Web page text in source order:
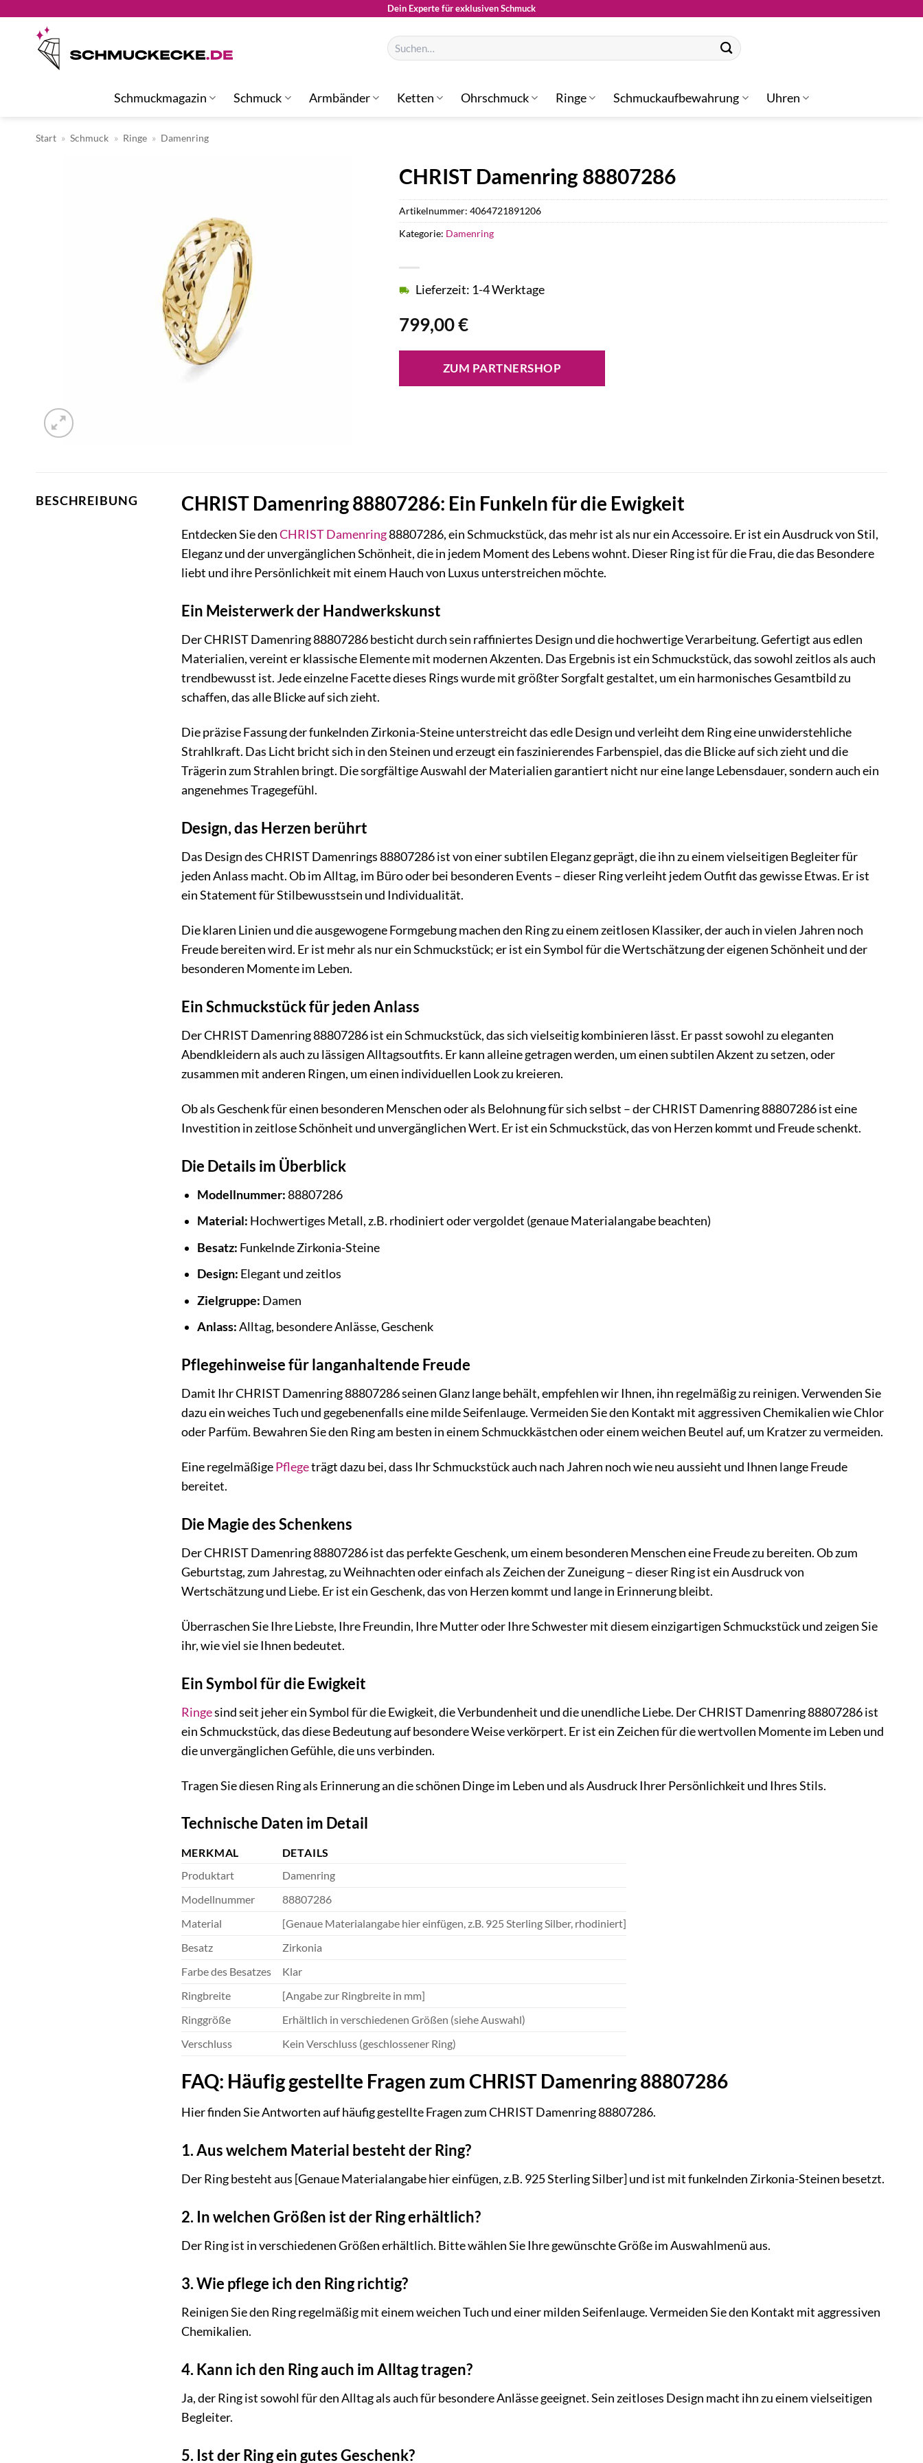
springen
Dein Experte für exklusiven Schmuck
Suchen
nach:
Schmuckmagazin Schmuck Armbänder Ketten Ohrschmuck Ringe Schmuckaufbewahrung Uhren
Start » Schmuck » Ringe » Damenring
CHRIST Damenring 88807286
799,00€
Lieferzeit: 1-4 Werktage
ZUM PARTNERSHOP
Artikelnummer:4064721891206
Kategorie: Damenring
BESCHREIBUNG CHRIST Damenring 88807286: Ein Funkeln für die Ewigkeit
Entdecken Sie denCHRIST Damenring88807286, ein Schmuckstück, das mehr ist als nur ein Accessoire. Er ist ein Ausdruck von Stil,
Eleganz und der unvergänglichen Schönheit, die in jedem Moment des Lebens wohnt. Dieser Ring ist für die Frau, die das Besondere
liebt und ihre Persönlichkeit mit einem Hauch von Luxus unterstreichen möchte.
Ein Meisterwerk der Handwerkskunst
Der CHRIST Damenring 88807286 besticht durch sein raffiniertes Design und die hochwertige Verarbeitung. Gefertigt aus edlen
Materialien, vereint er klassische Elemente mit modernen Akzenten. Das Ergebnis ist ein Schmuckstück, das sowohl zeitlos als auch
trendbewusst ist. Jede einzelne Facette dieses Rings wurde mit größter Sorgfalt gestaltet, um ein harmonisches Gesamtbild zu
schaffen, das alle Blicke auf sich zieht.
Die präzise Fassung der funkelnden Zirkonia-Steine unterstreicht das edle Design und verleiht dem Ring eine unwiderstehliche
Strahlkraft. Das Licht bricht sich in den Steinen und erzeugt ein faszinierendes Farbenspiel, das die Blicke auf sich zieht und die
Trägerin zum Strahlen bringt. Die sorgfältige Auswahl der Materialien garantiert nicht nur eine lange Lebensdauer, sondern auch ein
angenehmes Tragegefühl.
Design, das Herzen berührt
Das Design des CHRIST Damenrings 88807286 ist von einer subtilen Eleganz geprägt, die ihn zu einem vielseitigen Begleiter für
jeden Anlass macht. Ob im Alltag, im Büro oder bei besonderen Events – dieser Ring verleiht jedem Outfit das gewisse Etwas. Er ist
ein Statement für Stilbewusstsein und Individualität.
Die klaren Linien und die ausgewogene Formgebung machen den Ring zu einem zeitlosen Klassiker, der auch in vielen Jahren noch
Freude bereiten wird. Er ist mehr als nur ein Schmuckstück; er ist ein Symbol für die Wertschätzung der eigenen Schönheit und der
besonderen Momente im Leben.
Ein Schmuckstück für jeden Anlass
Der CHRIST Damenring 88807286 ist ein Schmuckstück, das sich vielseitig kombinieren lässt. Er passt sowohl zu eleganten
Abendkleidern als auch zu lässigen Alltagsoutfits. Er kann alleine getragen werden, um einen subtilen Akzent zu setzen, oder
zusammen mit anderen Ringen, um einen individuellen Look zu kreieren.
Ob als Geschenk für einen besonderen Menschen oder als Belohnung für sich selbst – der CHRIST Damenring 88807286 ist eine
Investition in zeitlose Schönheit und unvergänglichen Wert. Er ist ein Schmuckstück, das von Herzen kommt und Freude schenkt.
Die Details im Überblick
Modellnummer:88807286
Material: Hochwertiges Metall, z.B. rhodiniert oder vergoldet (genaue Materialangabe beachten)
Besatz: Funkelnde Zirkonia-Steine
Design: Elegant und zeitlos
Zielgruppe: Damen
Anlass:Alltag, besondere Anlässe, Geschenk
Pflegehinweise für langanhaltende Freude
Damit Ihr CHRIST Damenring 88807286 seinen Glanz lange behält, empfehlen wir Ihnen, ihn regelmäßig zu reinigen. Verwenden Sie
dazu ein weiches Tuch und gegebenenfalls eine milde Seifenlauge. Vermeiden Sie den Kontakt mit aggressiven Chemikalien wie Chlor
oder Parfüm. Bewahren Sie den Ring am besten in einem Schmuckkästchen oder einem weichen Beutel auf, um Kratzer zu vermeiden.
Eine regelmäßigePflegeträgt dazu bei, dass Ihr Schmuckstück auch nach Jahren noch wie neu aussieht und Ihnen lange Freude
bereitet.
Die Magie des Schenkens
Der CHRIST Damenring 88807286 ist das perfekte Geschenk, um einem besonderen Menschen eine Freude zu bereiten. Ob zum
Geburtstag, zum Jahrestag, zu Weihnachten oder einfach als Zeichen der Zuneigung – dieser Ring ist ein Ausdruck von
Wertschätzung und Liebe. Er ist ein Geschenk, das von Herzen kommt und lange in Erinnerung bleibt.
Überraschen Sie Ihre Liebste, Ihre Freundin, Ihre Mutter oder Ihre Schwester mit diesem einzigartigen Schmuckstück und zeigen Sie
ihr, wie viel sie Ihnen bedeutet.
Ein Symbol für die Ewigkeit
Ringesind seit jeher ein Symbol für die Ewigkeit, die Verbundenheit und die unendliche Liebe. Der CHRIST Damenring 88807286 ist
ein Schmuckstück, das diese Bedeutung auf besondere Weise verkörpert. Er ist ein Zeichen für die wertvollen Momente im Leben und
die unvergänglichen Gefühle, die uns verbinden.
Tragen Sie diesen Ring als Erinnerung an die schönen Dinge im Leben und als Ausdruck Ihrer Persönlichkeit und Ihres Stils.
Technische Daten im Detail
MERKMAL
DETAILS
Produktart
Damenring
Modellnummer
88807286
Material
[Genaue Materialangabe hier einfügen, z.B. 925 Sterling Silber, rhodiniert]
Besatz
Zirkonia
Farbe des Besatzes
Klar
Ringbreite
[Angabe zur Ringbreite in mm]
Ringgröße
Erhältlich in verschiedenen Größen (siehe Auswahl)
Verschluss
Kein Verschluss (geschlossener Ring)
FAQ: Häufig gestellte Fragen zum CHRIST Damenring 88807286
Hier finden Sie Antworten auf häufig gestellte Fragen zum CHRIST Damenring 88807286.
1. Aus welchem Material besteht der Ring?
Der Ring besteht aus [Genaue Materialangabe hier einfügen, z.B. 925 Sterling Silber] und ist mit funkelnden Zirkonia-Steinen besetzt.
2. In welchen Größen ist der Ring erhältlich?
Der Ring ist in verschiedenen Größen erhältlich. Bitte wählen Sie Ihre gewünschte Größe im Auswahlmenü aus.
3. Wie pflege ich den Ring richtig?
Reinigen Sie den Ring regelmäßig mit einem weichen Tuch und einer milden Seifenlauge. Vermeiden Sie den Kontakt mit aggressiven
Chemikalien.
4. Kann ich den Ring auch im Alltag tragen?
Ja, der Ring ist sowohl für den Alltag als auch für besondere Anlässe geeignet. Sein zeitloses Design macht ihn zu einem vielseitigen
Begleiter.
5. Ist der Ring ein gutes Geschenk?